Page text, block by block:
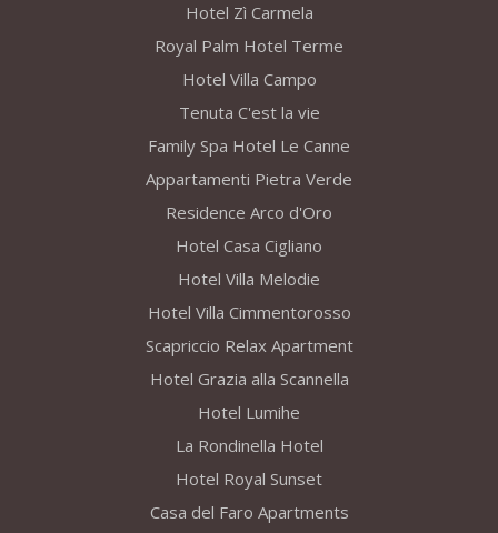
Hotel Zì Carmela
Royal Palm Hotel Terme
Hotel Villa Campo
Tenuta C'est la vie
Family Spa Hotel Le Canne
Appartamenti Pietra Verde
Residence Arco d'Oro
Hotel Casa Cigliano
Hotel Villa Melodie
Hotel Villa Cimmentorosso
Scapriccio Relax Apartment
Hotel Grazia alla Scannella
Hotel Lumihe
La Rondinella Hotel
Hotel Royal Sunset
Casa del Faro Apartments